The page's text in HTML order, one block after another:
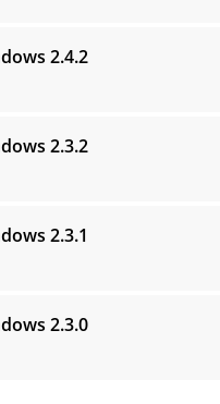
2.4.2
2.3.2
2.3.1
2.3.0